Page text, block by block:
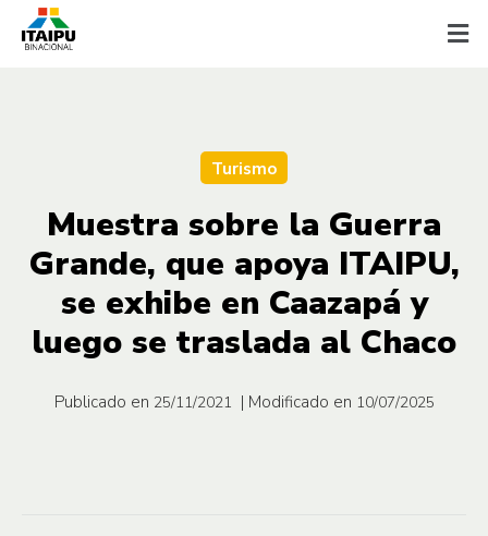
Turismo
Muestra sobre la Guerra
Grande, que apoya ITAIPU,
se exhibe en Caazapá y
luego se traslada al Chaco
Publicado en 25/11/2021 | Modificado en 10/07/2025